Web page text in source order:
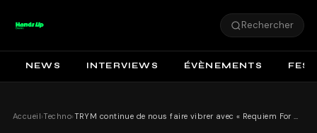
Rechercher
NEWS INTERVIEWS ÉVÈNEMENTS
Accueil›Techno› TRYM continue de nous faire vibrer avec « Requiem For A Rave »